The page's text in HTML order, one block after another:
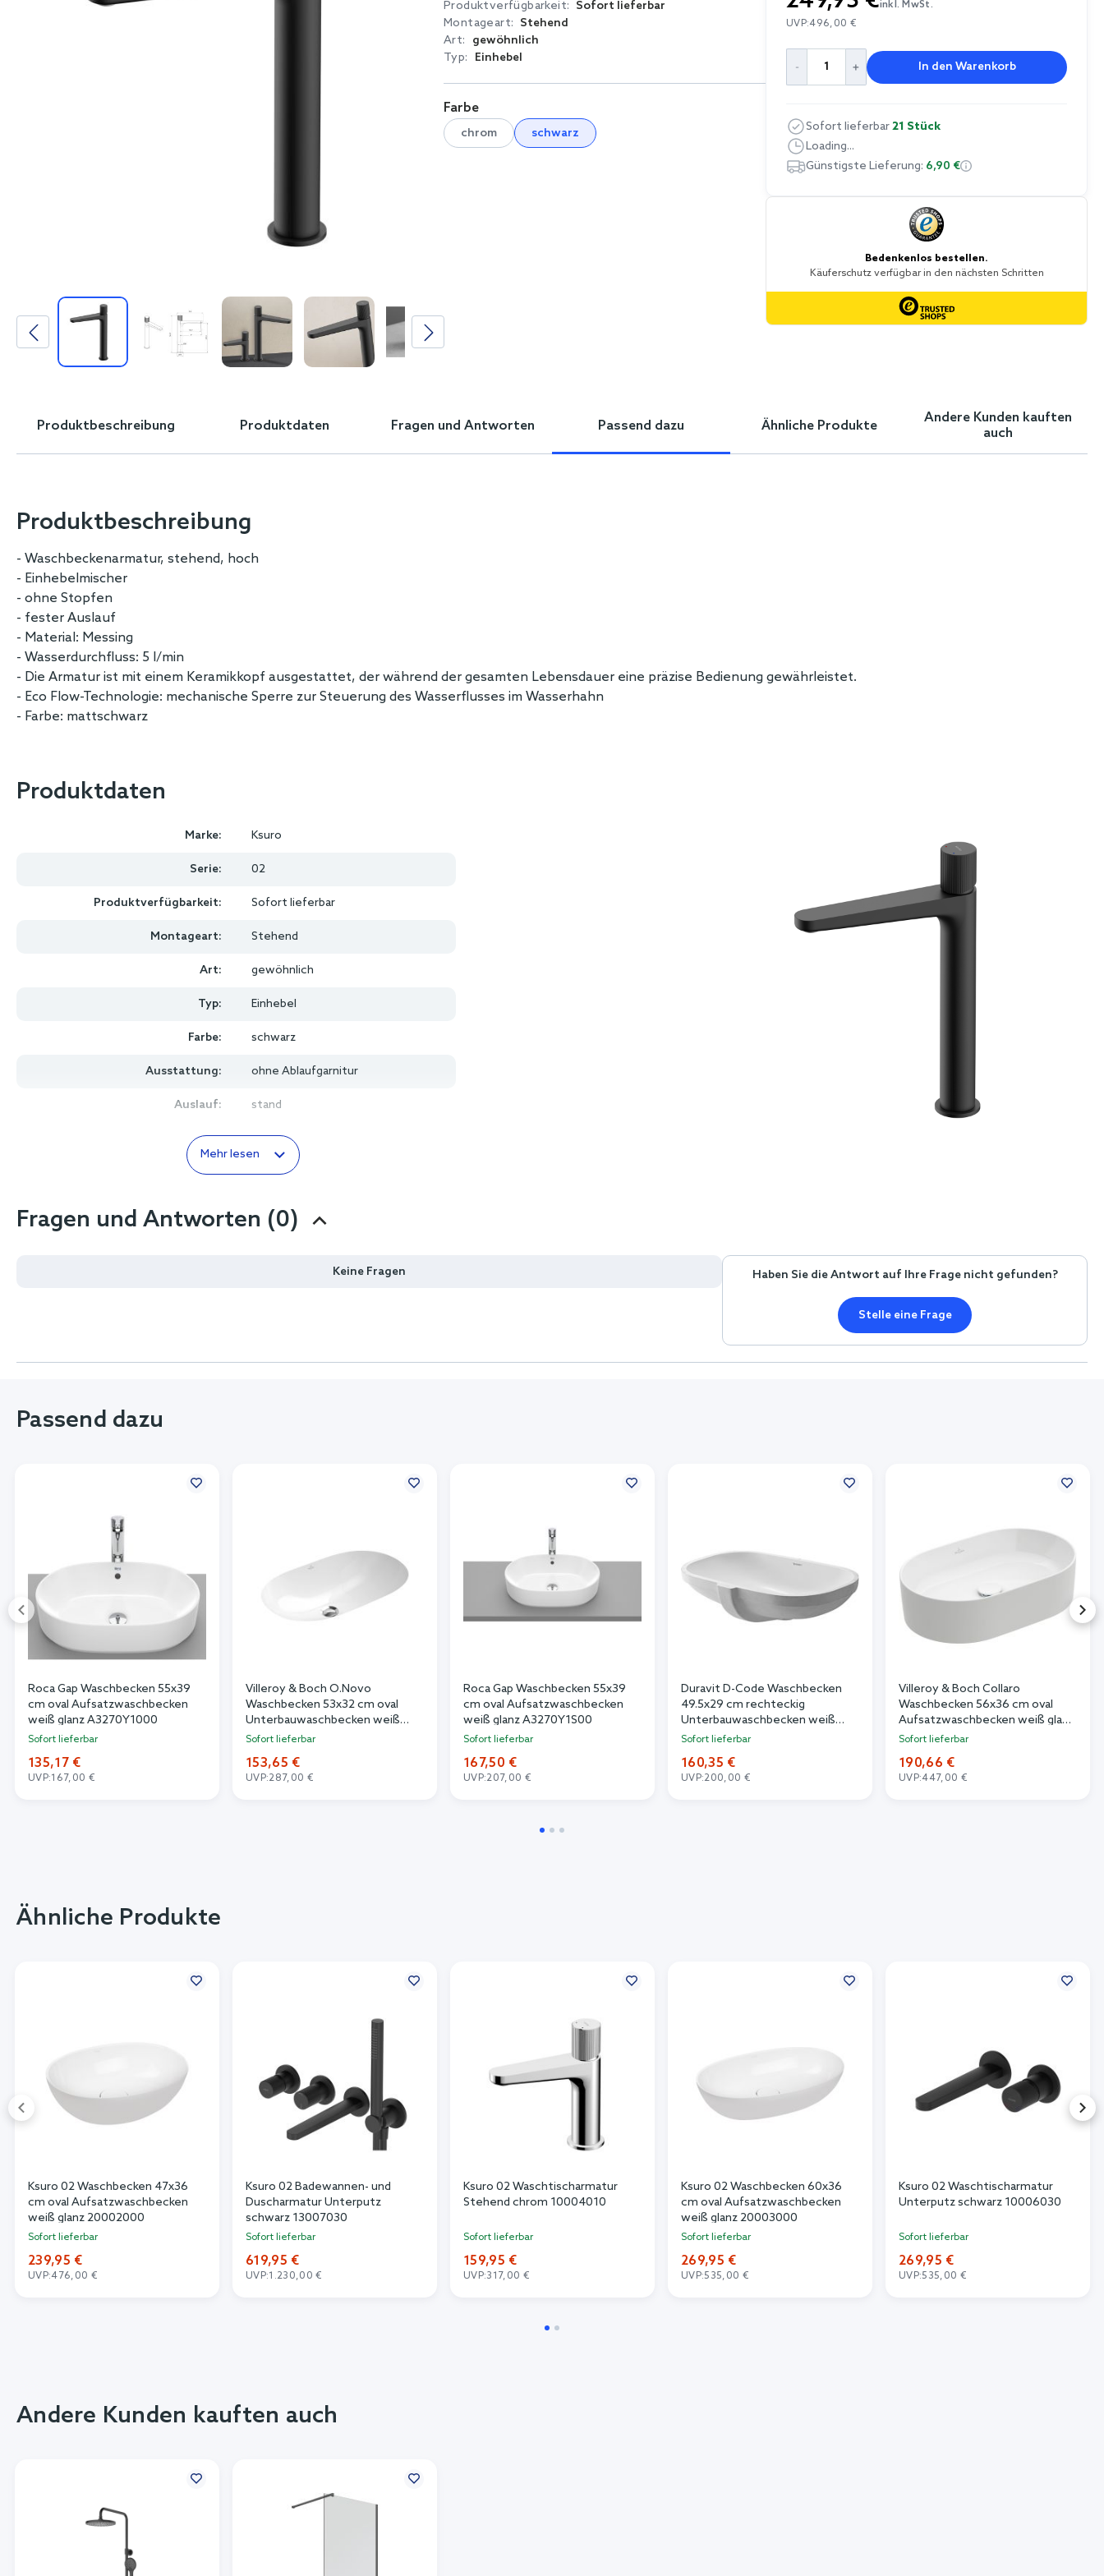
beginning
Produktverfügbarkeit: Sofort lieferbar
Montageart: Stehend
Art:
gewöhnlich
Typ:
Einhebel
Farbe
chrom schwarz
inkl. MwSt.
UVP:496,00 €
In den Warenkorb
Sofort lieferbar21 Stück
Loading...
Günstigste Lieferung: 6,90 €
Produktbeschreibung Produktdaten Fragen und Antworten Passend dazu Ähnliche Produkte
Andere Kunden kauften
auch
Produktbeschreibung
- Waschbeckenarmatur, stehend, hoch
- Einhebelmischer
- ohne Stopfen
- fester Auslauf
- Material: Messing
- Wasserdurchfluss: 5 l/min
- Die Armatur ist mit einem Keramikkopf ausgestattet, der während der gesamten Lebensdauer eine präzise Bedienung gewährleistet.
- Eco Flow-Technologie: mechanische Sperre zur Steuerung des Wasserflusses im Wasserhahn
- Farbe: mattschwarz
Produktdaten
Marke: Ksuro
Serie: 02
Produktverfügbarkeit: Sofort lieferbar
Montageart: Stehend
Art: gewöhnlich
Typ: Einhebel
Farbe: schwarz
Ausstattung: ohne Ablaufgarnitur
Auslauf: stand
Mehr lesen
Fragen und Antworten (0)
Keine Fragen Haben Sie die Antwort auf Ihre Frage nicht gefunden?
Stelle eine Frage
Passend dazu
Roca Gap Waschbecken 55x39
cm oval Aufsatzwaschbecken
weiß glanz A3270Y1000
Sofort lieferbar
135,17 €
UVP:167,00 €
Villeroy & Boch O.Novo
Waschbecken 53x32 cm oval
Unterbauwaschbecken weiß
glanz 41625001
Sofort lieferbar
153,65 €
UVP:287,00 €
Roca Gap Waschbecken 55x39
cm oval Aufsatzwaschbecken
weiß glanz A3270Y1S00
Sofort lieferbar
167,50 €
UVP:207,00 €
Duravit D-Code Waschbecken
49.5x29 cm rechteckig
Unterbauwaschbecken weiß
glanz 0338490000
Sofort lieferbar
160,35 €
UVP:200,00 €
Villeroy & Boch Collaro
Waschbecken 56x36 cm oval
Aufsatzwaschbecken weiß glanz
4A195601
Sofort lieferbar
190,66 €
UVP:447,00 €
Ähnliche Produkte
Ksuro 02 Waschbecken 47x36
cm oval Aufsatzwaschbecken
weiß glanz 20002000
Sofort lieferbar
239,95 €
UVP:476,00 €
Ksuro 02 Badewannen- und
Duscharmatur Unterputz
schwarz 13007030
Sofort lieferbar
619,95 €
UVP:1.230,00 €
Ksuro 02 Waschtischarmatur
Stehend chrom 10004010
Sofort lieferbar
159,95 €
UVP:317,00 €
Ksuro 02 Waschbecken 60x36
cm oval Aufsatzwaschbecken
weiß glanz 20003000
Sofort lieferbar
269,95 €
UVP:535,00 €
Ksuro 02 Waschtischarmatur
Unterputz schwarz 10006030
Sofort lieferbar
269,95 €
UVP:535,00 €
Andere Kunden kauften auch